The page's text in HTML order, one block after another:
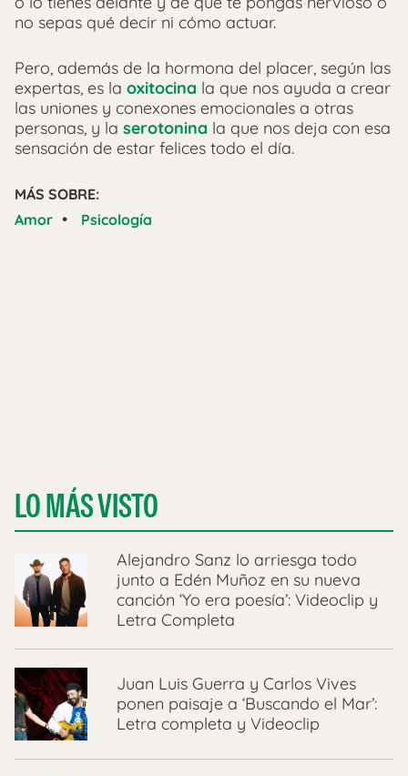
no sepas qué decir ni cómo actuar.
Pero, además de la hormona del placer, según las
expertas, es la oxitocina la que nos ayuda a crear
las uniones y conexones emocionales a otras
personas, y la serotonina la que nos deja con esa
sensación de estar felices todo el día.
MÁS SOBRE:
Amor • Psicología
LO MÁS VISTO
Alejandro Sanz lo arriesga todo
junto a Edén Muñoz en su nueva
canción ‘Yo era poesía’: Videoclip y
Letra Completa
Juan Luis Guerra y Carlos Vives
ponen paisaje a ‘Buscando el Mar’:
Letra completa y Videoclip